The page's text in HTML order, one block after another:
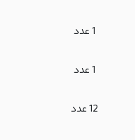
1 عدد
1 عدد
12 عدد